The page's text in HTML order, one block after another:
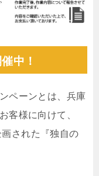
中！
ペーンとは、兵庫
客様に向けて、
画された『独自の